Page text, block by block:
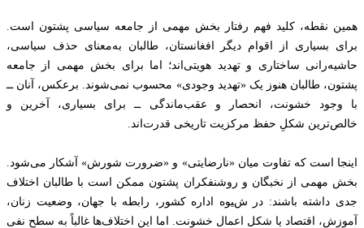
همین نقطه، کلید فهم رفتار بخش مهمی از جامعه سیاسی پشتون است.
برای بسیاری از اقوام دیگر افغانستان، طالبان به‌معنای حذف سیاسی،
حاشیه‌رانی ساختاری و تهدید هویتی‌اند؛ اما برای بخش مهمی از جامعه
پشتون، طالبان هنوز یک «تهدید وجودی» محسوب نمی‌شوند. برعکس، آنان ــ
با وجود خشونت، انحصار و عقب‌ماندگی ــ برای بسیاری، آخرین و
خالص‌ترین شکلِ حفظ مرکزیت تاریخی قدرت‌اند.
اینجا است که تفاوت میان «نارضایتی» و «ضرورت شورش» آشکار می‌شود.
بخش مهمی از نخبگان و روشنفکران پشتون ممکن است با طالبان اختلاف
جدی داشته باشند: در شیوه اداره کشور، رابطه با جهان، وضعیت زنان،
آموزش، اقتصاد یا شکل اعمال خشونت. اما این اختلاف‌ها غالباً به سطح نفی